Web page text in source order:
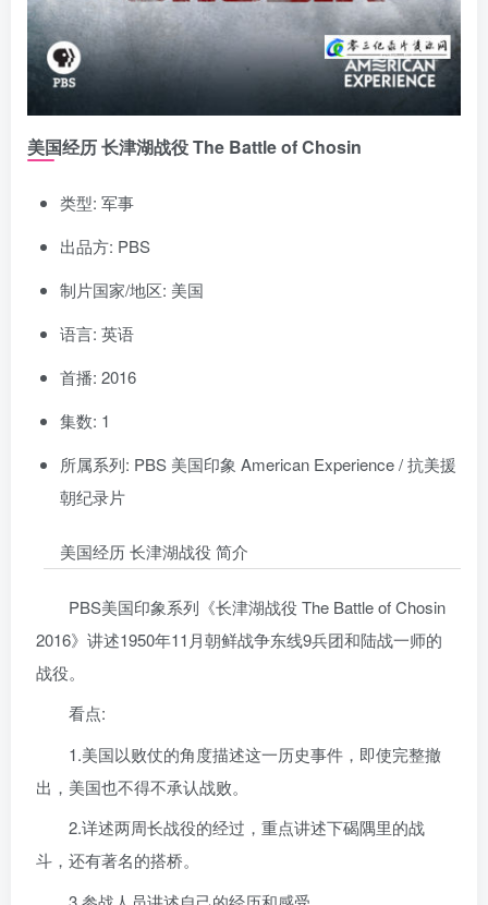
美国经历 长津湖战役 The Battle of Chosin
类型: 军事
出品方: PBS
制片国家/地区: 美国
语言: 英语
首播: 2016
集数: 1
所属系列: PBS 美国印象 American Experience / 抗美援
朝纪录片
美国经历 长津湖战役 简介
PBS美国印象系列《长津湖战役 The Battle of Chosin
2016》讲述1950年11月朝鲜战争东线9兵团和陆战一师的
战役。
看点:
1.美国以败仗的角度描述这一历史事件，即使完整撤
出，美国也不得不承认战败。
2.详述两周长战役的经过，重点讲述下碣隅里的战
斗，还有著名的搭桥。